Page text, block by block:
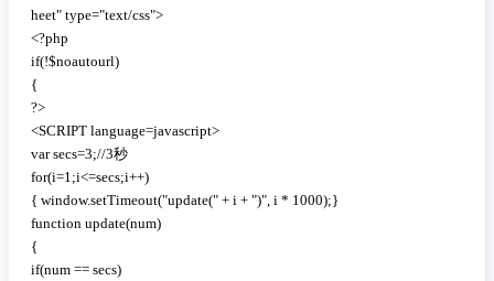
heet" type="text/css">
<?php
if(!$noautourl)
{
?>
<SCRIPT language=javascript>
var secs=3;//3秒
for(i=1;i<=secs;i++)
{ window.setTimeout("update(" + i + ")", i * 1000);}
function update(num)
{
if(num == secs)